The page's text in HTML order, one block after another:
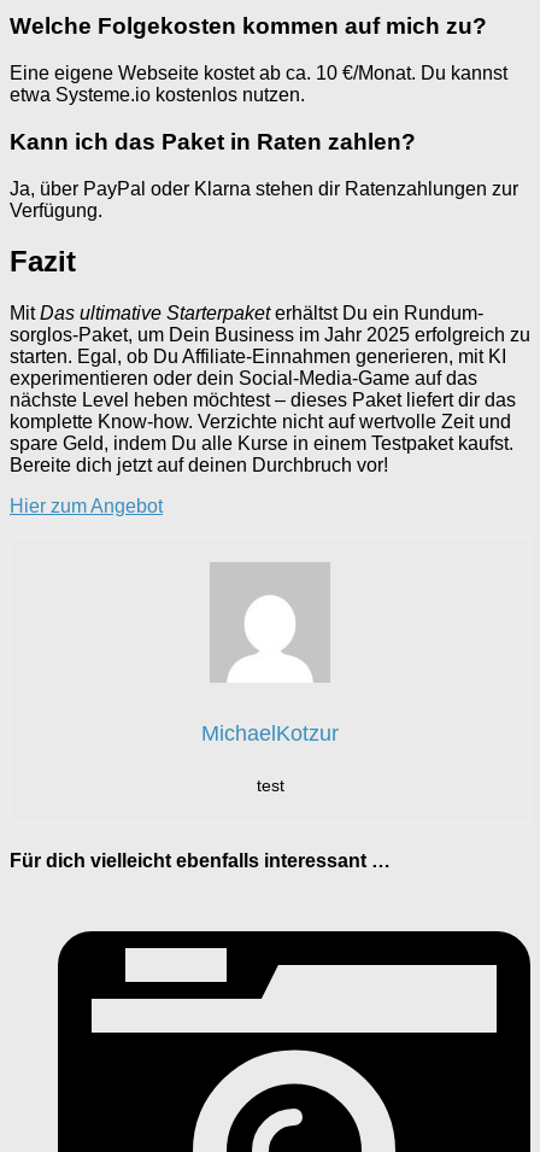
Welche Folgekosten kommen auf mich zu?
Eine eigene Webseite kostet ab ca. 10 €/Monat. Du kannst
etwa Systeme.io kostenlos nutzen.
Kann ich das Paket in Raten zahlen?
Ja, über PayPal oder Klarna stehen dir Ratenzahlungen zur
Verfügung.
Fazit
MitDas ultimative Starterpaketerhältst Du ein Rundum-
sorglos-Paket, um Dein Business im Jahr 2025 erfolgreich zu
starten. Egal, ob Du Affiliate-Einnahmen generieren, mit KI
experimentieren oder dein Social-Media-Game auf das
nächste Level heben möchtest – dieses Paket liefert dir das
komplette Know-how. Verzichte nicht auf wertvolle Zeit und
spare Geld, indem Du alle Kurse in einem Testpaket kaufst.
Bereite dich jetzt auf deinen Durchbruch vor!
Hier zum Angebot
MichaelKotzur
test
Für dich vielleicht ebenfalls interessant …